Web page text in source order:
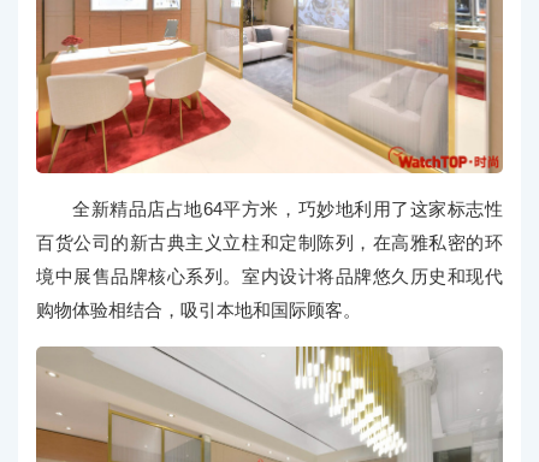
全新精品店占地64平方米，巧妙地利用了这家标志性
百货公司的新古典主义立柱和定制陈列，在高雅私密的环
境中展售品牌核心系列。室内设计将品牌悠久历史和现代
购物体验相结合，吸引本地和国际顾客。